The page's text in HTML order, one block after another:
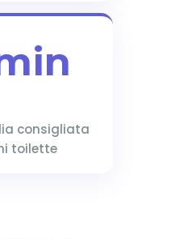
consigliata
toilette